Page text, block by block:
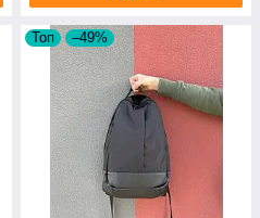
Топ –49%